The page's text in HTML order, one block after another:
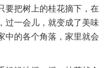
要把树上的桂花摘下，在
过一会儿，就变成了美味
中的各个角落，家里就会